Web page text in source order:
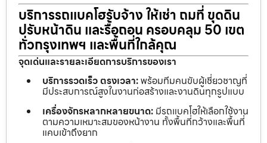
บริการรถแบคโฮรับจ้าง ให้เช่า ถมที่ ขุดดิน
ปรับหน้าดิน และรื้อถอน ครอบคลุม 50 เขต
ทั่วกรุงเทพฯ และพื้นที่ใกล้คุณ
จุดเด่นและรายละเอียดการบริการของเรา
บริการรวดเร็ว ตรงเวลา:พร้อมทีมคนขับผู้เชี่ยวชาญที่
มีประสบการณ์สูงในงานก่อสร้างและงานดินทุกรูปแบบ
เครื่องจักรหลากหลายขนาด: มีรถแบคโฮให้เลือกใช้งาน
ตามความเหมาะสมของหน้างาน ทั้งพื้นที่กว้างและพื้นที่
แคบเข้าถึงยาก